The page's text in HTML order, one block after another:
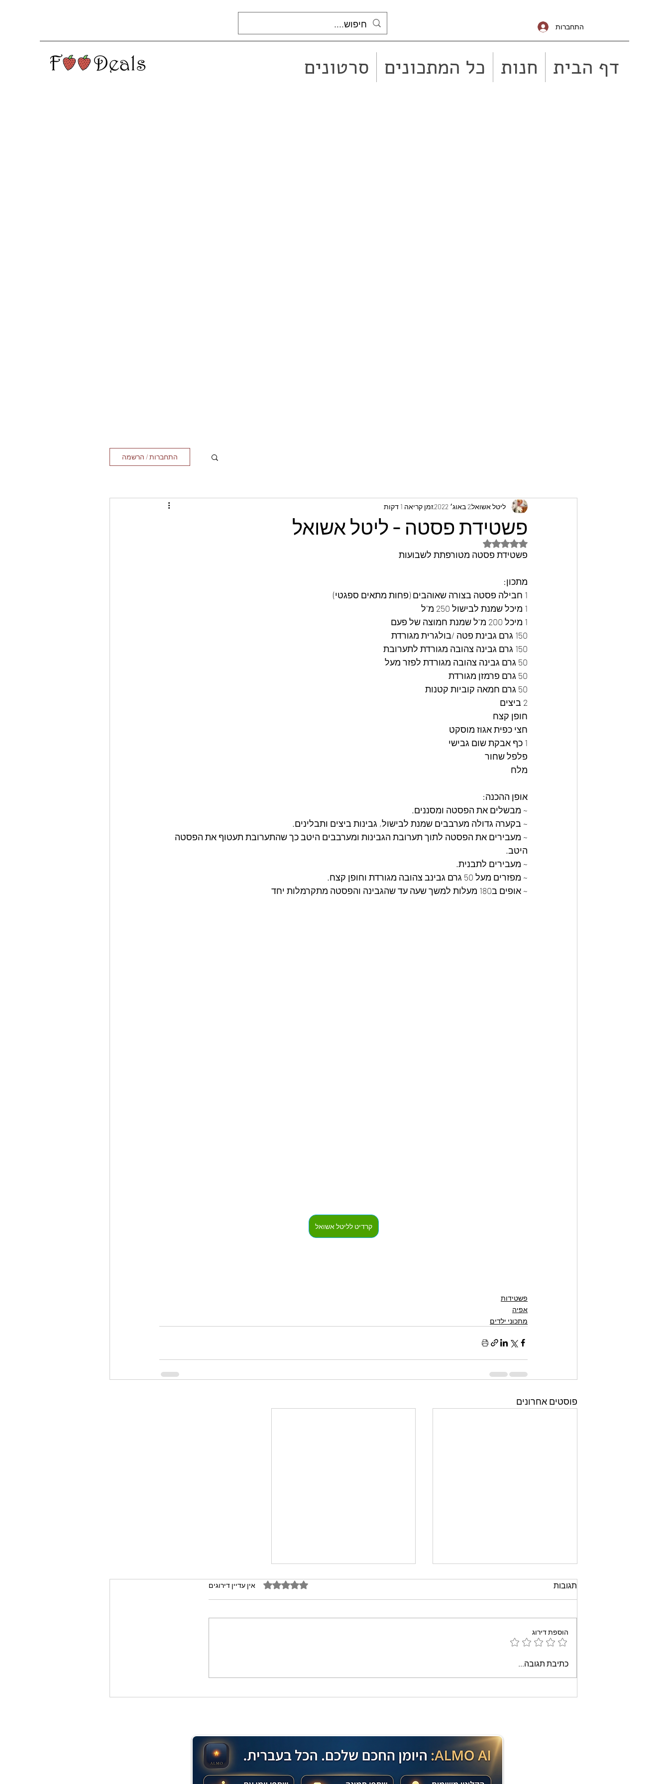
התחברות
דף הבית חנות כל המתכונים סרטונים
התחברות / הרשמה
פשטידת פסטה - ליטל אשואל
ליטל אשואל2 באוג׳ 2022 זמן קריאה 1 דקות
דירוג של NaN מתוך 5 כוכבים
פשטידת פסטה מטורפתת לשבועות
מתכון:
1 חבילה פסטה בצורה שאוהבים (פחות מתאים ספגטי)
1 מיכל שמנת לבישול 250 מ"ל
1 מיכל 200 מ"ל שמנת חמוצה של פעם
150 גרם גבינת פטה /בולגרית מגורדת
150 גרם גבינה צהובה מגורדת לתערובת
50 גרם גבינה צהובה מגורדת לפזר מעל
50 גרם פרמזן מגורדת
50 גרם חמאה קוביות קטנות
2 ביצים
חופן קצח
חצי כפית אגוז מוסקט
1 כף אבקת שום גבישי
פלפל שחור
מלח
אופן ההכנה:
~ מבשלים את הפסטה ומסננים.
~ בקערה גדולה מערבבים שמנת לבישול, גבינות ביצים ותבלינים.
~ מעבירים את הפסטה לתוך תערובת הגבינות ומערבבים היטב כך שהתערובת תעטוף את הפסטה
היטב.
~ מעבירים לתבנית.
~ מפזרים מעל 50 גרם גבינב צהובה מגורדת וחופן קצח.
~ אופים ב180 מעלות למשך שעה עד שהגבינה והפסטה מתקרמלות יחד
קרדיט לליטל אשואל
פשטידות
אפיה
מתכוני ילדים
פוסטים אחרונים
עוגת שוקולד קלה וממכרת
תגובות דירוג של 0 מתוך 5 כוכבים אין עדיין דירוגים
הוספת דירוג
כתיבת תגובה...